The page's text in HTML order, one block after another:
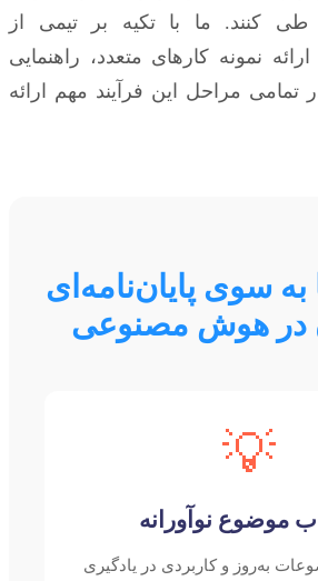
کنند. ما با تکیه بر تیمی از
نمونه کارهای متعدد، راهنمایی
تمامی مراحل این فرآیند مهم ارائه
سوی پایان‌نامه‌ای
در هوش مصنوعی
💡
موضوع نوآورانه
به‌روز و کاربردی در یادگیری